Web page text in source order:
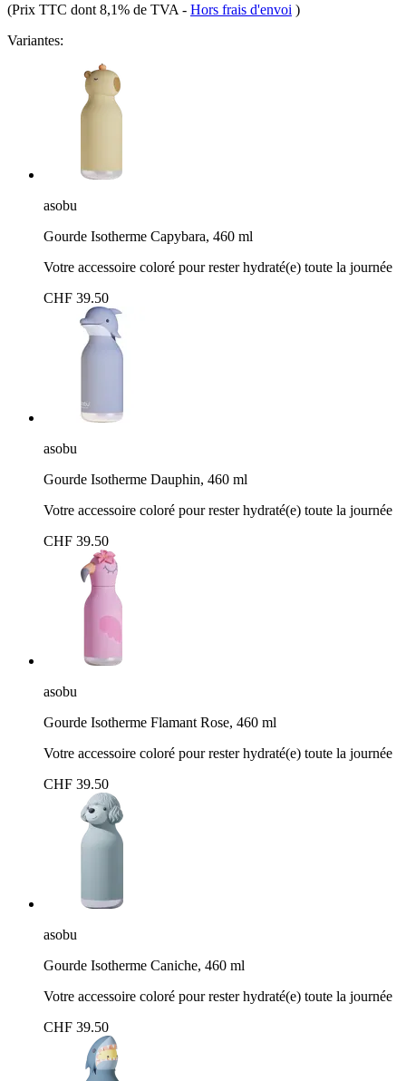
(Prix TTC dont 8,1% de TVA - Hors frais d'envoi )
Variantes:
asobu
Gourde Isotherme Capybara, 460 ml
Votre accessoire coloré pour rester hydraté(e) toute la journée
CHF 39.50
asobu
Gourde Isotherme Dauphin, 460 ml
Votre accessoire coloré pour rester hydraté(e) toute la journée
CHF 39.50
asobu
Gourde Isotherme Flamant Rose, 460 ml
Votre accessoire coloré pour rester hydraté(e) toute la journée
CHF 39.50
asobu
Gourde Isotherme Caniche, 460 ml
Votre accessoire coloré pour rester hydraté(e) toute la journée
CHF 39.50